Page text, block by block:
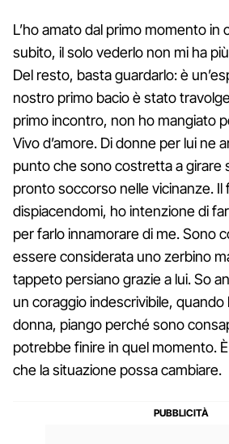
L’ho amato dal primo momento in
subito, il solo vederlo non mi ha
Del resto, basta guardarlo: è
nostro primo bacio è stato
primo incontro, non ho mangiato
Vivo d’amore. Di donne per lui ne
punto che sono costretta a girare
pronto soccorso nelle vicinanze.
dispiacendomi, ho intenzione di
per farlo innamorare di me. Sono
essere considerata uno zerbino
tappeto persiano grazie a lui. So
un coraggio indescrivibile, quando
donna, piango perché sono
potrebbe finire in quel momento.
che la situazione possa cambiare.